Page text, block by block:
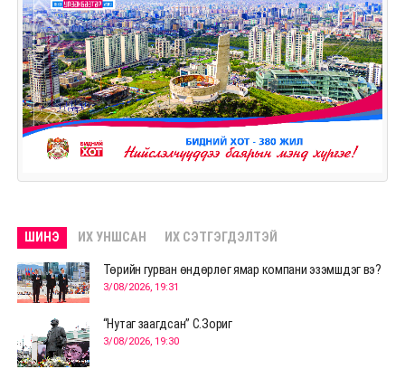
ШИНЭ ИХ УНШСАН ИХ СЭТГЭГДЭЛТЭЙ
Төрийн гурван өндөрлөг ямар компани эзэмшдэг вэ?
3/08/2026, 19:31
“Нутаг заагдсан” С.Зориг
3/08/2026, 19:30